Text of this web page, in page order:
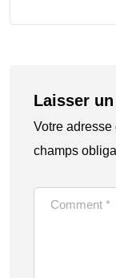
Laisser
Votre
champs